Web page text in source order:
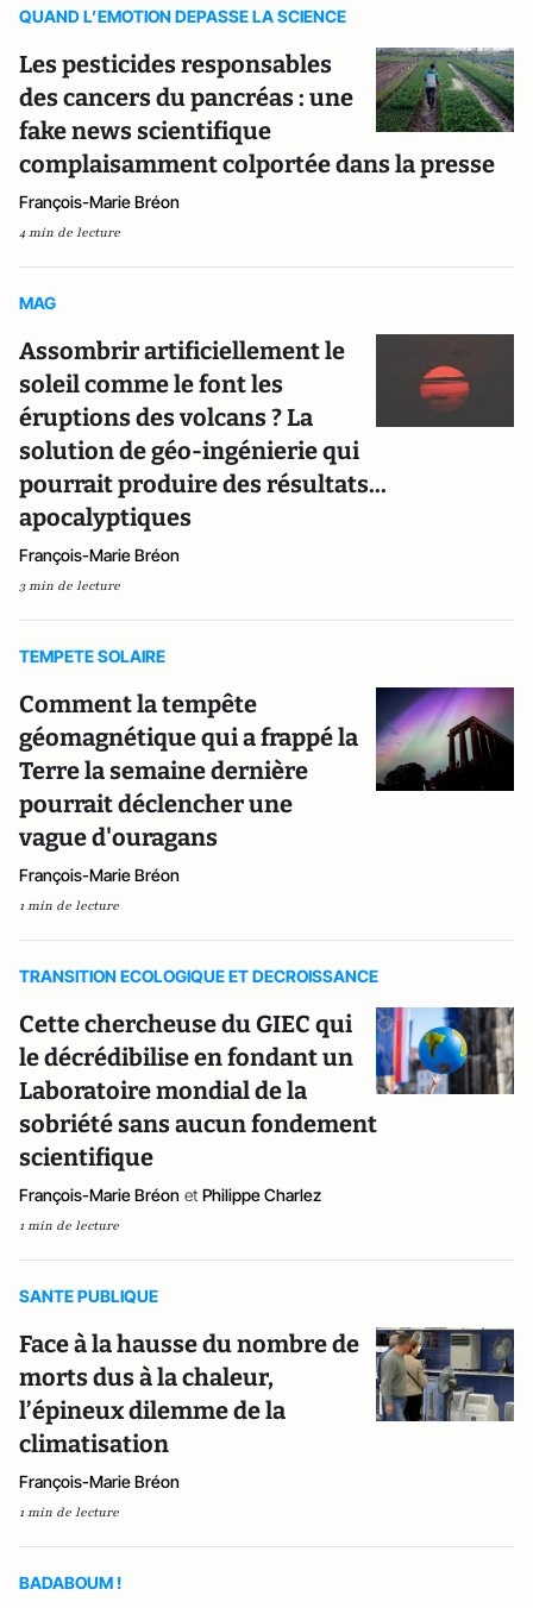
QUAND L’EMOTION DEPASSE LA SCIENCE
Les pesticides responsables
des cancers du pancréas : une
fake news scientifique
complaisamment colportée dans la presse
François-Marie Bréon
4 min de lecture
MAG
Assombrir artificiellement le
soleil comme le font les
éruptions des volcans ? La
solution de géo-ingénierie qui
pourrait produire des résultats...
apocalyptiques
François-Marie Bréon
3 min de lecture
TEMPETE SOLAIRE
Comment la tempête
géomagnétique qui a frappé la
Terre la semaine dernière
pourrait déclencher une
vague d'ouragans
François-Marie Bréon
1 min de lecture
TRANSITION ECOLOGIQUE ET DECROISSANCE
Cette chercheuse du GIEC qui
le décrédibilise en fondant un
Laboratoire mondial de la
sobriété sans aucun fondement
scientifique
François-Marie Bréon et Philippe Charlez
1 min de lecture
SANTE PUBLIQUE
Face à la hausse du nombre de
morts dus à la chaleur,
l’épineux dilemme de la
climatisation
François-Marie Bréon
1 min de lecture
BADABOUM !